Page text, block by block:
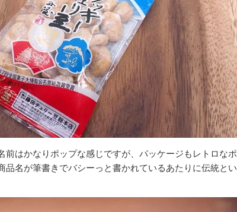
前はかなりポップな感じですが、パッケージもレトロなポ
品名が筆書きでバシーっと書かれているあたりに伝統とい